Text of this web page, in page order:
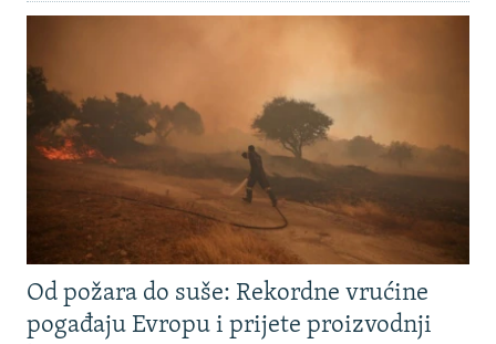
Od požara do suše: Rekordne vrućine
pogađaju Evropu i prijete proizvodnji